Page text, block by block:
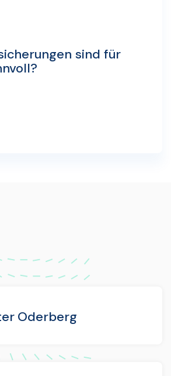
sind für
Oderberg